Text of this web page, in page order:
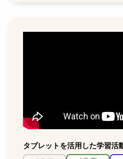
タブレットを活用した学習活